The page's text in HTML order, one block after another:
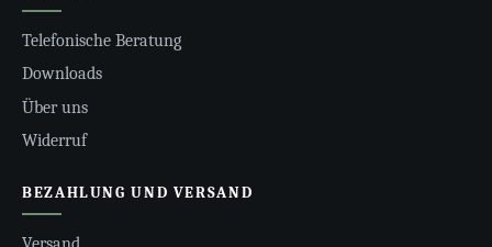
Telefonische Beratung
Downloads
Über uns
Widerruf
BEZAHLUNG UND VERSAND